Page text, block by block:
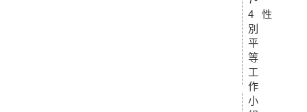
4 性
別
平
等
工
作
小